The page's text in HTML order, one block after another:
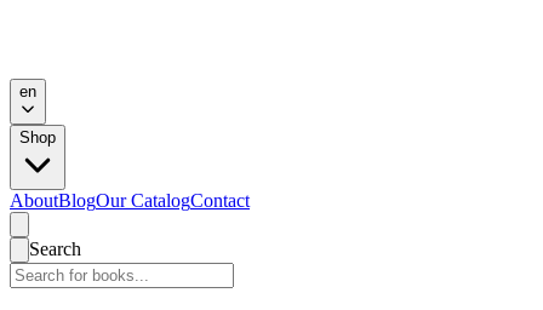
en
Shop
AboutBlogOur CatalogContact
Search